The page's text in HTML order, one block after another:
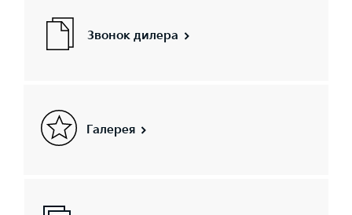
Звонок дилера
Галерея